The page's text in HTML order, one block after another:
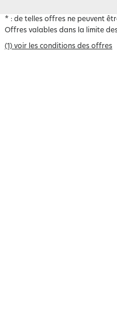
* : de telles offres ne peuvent
Offres valables dans la limite
(1) voir les conditions des offres